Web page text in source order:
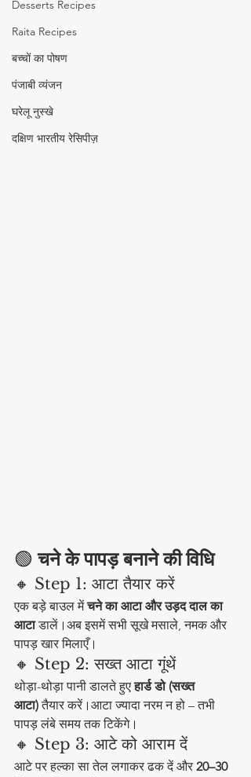
Desserts Recipes
Raita Recipes
बच्चों का पोषण
पंजाबी व्यंजन
घरेलू नुस्खे
दक्षिण भारतीय रेसिपीज़
🟢 चने के पापड़ बनाने की विधि
🔸 Step 1: आटा तैयार करें
एक बड़े बाउल में चने का आटा और उड़द दाल का
आटा डालें।अब इसमें सभी सूखे मसाले, नमक और
पापड़ खार मिलाएँ।
🔸 Step 2: सख्त आटा गूंथें
थोड़ा-थोड़ा पानी डालते हुए हार्ड डो (सख्त
आटा) तैयार करें।आटा ज्यादा नरम न हो – तभी
पापड़ लंबे समय तक टिकेंगे।
🔸 Step 3: आटे को आराम दें
आटे पर हल्का सा तेल लगाकर ढक दें और 20–30